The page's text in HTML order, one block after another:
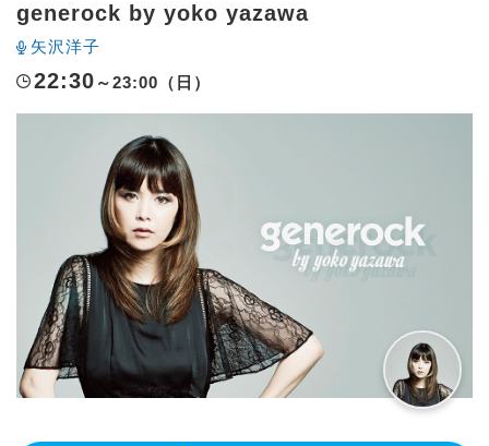
generock by yoko yazawa
矢沢洋子
22:30 ～23:00（日）